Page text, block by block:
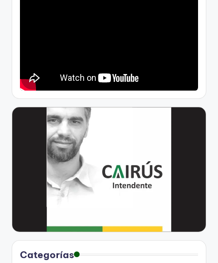
Categorías